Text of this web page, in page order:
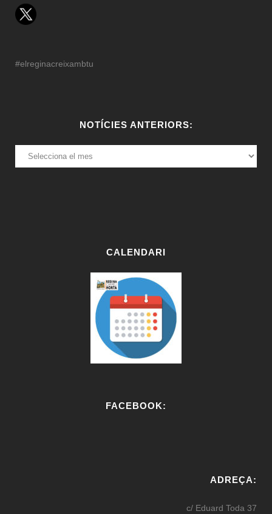
#elreginacreixambtu
NOTÍCIES ANTERIORS:
NOTÍCIES
ANTERIORS:
CALENDARI
FACEBOOK:
ADREÇA:
c/ Eduard Toda 37